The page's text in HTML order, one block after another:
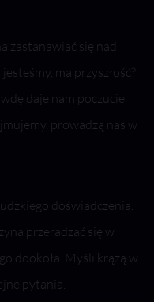
zastanawiać się nad
ma przyszłość?
daje nam poczucie
prowadzą nas w
doświadczenia.
przeradzać się w
dookoła. Myśli krążą w
pytania.